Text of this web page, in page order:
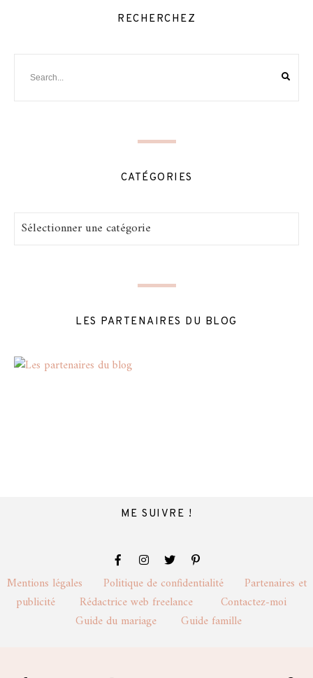
RECHERCHEZ
CATÉGORIES
Catégories
LES PARTENAIRES DU BLOG
ME SUIVRE !
Mentions légales Politique de confidentialité Partenaires et
publicité Rédactrice web freelance Contactez-moi
Guide du mariage Guide famille